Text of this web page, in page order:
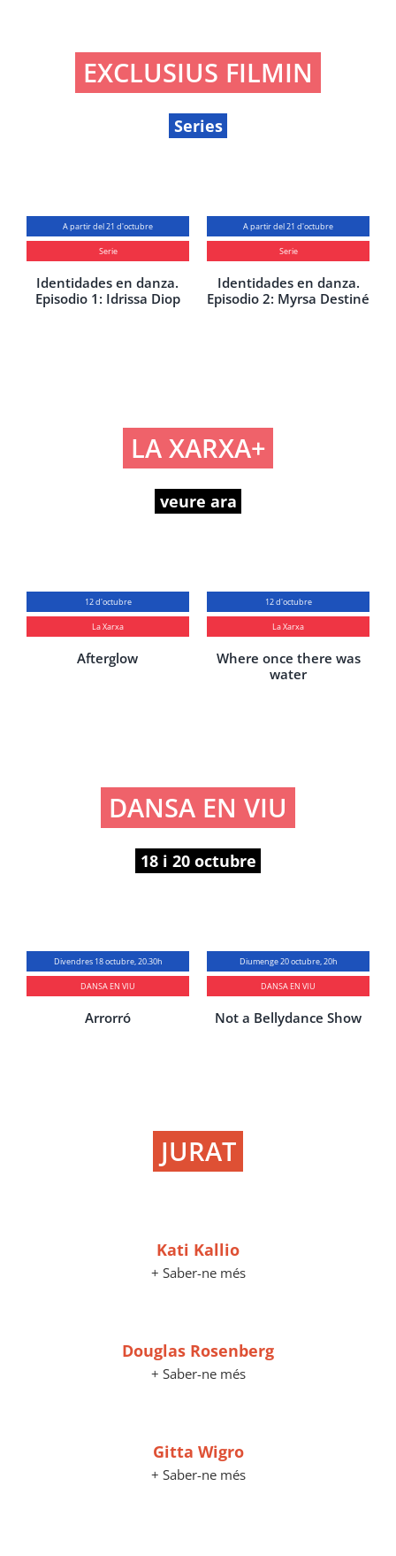
EXCLUSIUS FILMIN
Series
A partir del 21 d'octubre
Serie
Identidades en danza.
Episodio 1: Idrissa Diop
A partir del 21 d'octubre
Serie
Identidades en danza.
Episodio 2: Myrsa Destiné
LA XARXA+
veure ara
12 d'octubre
La Xarxa
Afterglow
12 d'octubre
La Xarxa
Where once there was
water
DANSA EN VIU
18 i 20 octubre
Divendres 18 octubre, 20.30h
DANSA EN VIU
Arrorró
Diumenge 20 octubre, 20h
DANSA EN VIU
Not a Bellydance Show
JURAT
Kati Kallio
+ Saber-ne més
Douglas Rosenberg
+ Saber-ne més
Gitta Wigro
+ Saber-ne més